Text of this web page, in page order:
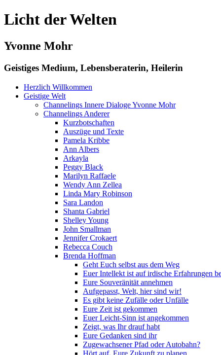
Licht der Welten
Yvonne Mohr
Geistiges Medium, Lebensberaterin, Heilerin
Herzlich Willkommen
Geistige Welt
Channelings Innere Dialoge Yvonne Mohr
Channelings Anderer
Kurzbotschaften
Auszüge und Texte
Pamela Kribbe
Ann Albers
Arkayla
Peggy Black
Marilyn Raffaele
Wendy Ann Zellea
Linda Mary Robinson
Sara Landon
Shanta Gabriel
Shelley Young
John Smallman
Jennifer Crokaert
Rebecca Couch
Brenda Hoffman
Geht Euch selbst aus dem Weg
Euer Intellekt ist auf irdische Erfahrungen
Eure Souveränität annehmen
Aufgepasst, Welt, hier sind wir!
Es gibt keine Zufälle oder Unfälle
Eure Zeit ist gekommen
Euer Leicht-Sinn ist angekommen
Zeigt, was Ihr drauf habt
Eure Gedanken sind ihr
Zugewachsener Pfad oder Autobahn?
Hört auf, Eure Zukunft zu planen